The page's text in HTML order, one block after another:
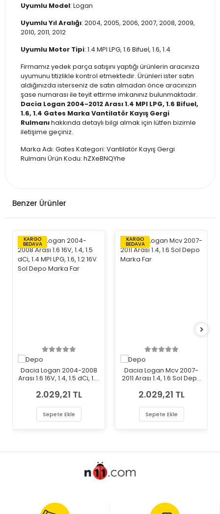
Uyumlu Model: Logan
Uyumlu Yıl Aralığı: 2004, 2005, 2006, 2007, 2008, 2009,
2010, 2011, 2012
Uyumlu Motor Tipi: 1.4 MPI LPG, 1.6 Bifuel, 1.6, 1.4
Firmamız yedek parça satışını yaptığı ürünlerin aracınıza
uyumunu titizlikle kontrol etmektedir. Ürünleri ister satın
aldığınızda isterseniz de satın almadan önce aracınızın
şase numarası ile teyit ettirme imkanınız bulunmaktadır.
Dacia Logan 2004-2012 Arası 1.4 MPI LPG, 1.6 Bifuel,
1.6, 1.4 Gates Marka Vantilatör Kayış Gergi
Rulmanıhakkında detaylı bilgi almak için lütfen bizimle
iletişime geçiniz.
Marka Adı: Gates Kategori: Vantilatör Kayış Gergi
Rulmanı Ürün Kodu: hZXeBNQYhe
Benzer Ürünler
KARGO
BEDAVA
Dacia Logan 2004-2008
Arası 1.6 16V, 1.4, 1.5 dCi, 1.4
Depo Marka Far
2.029,21 TL
Sepete Ekle
KARGO
BEDAVA
Dacia Logan Mcv 2007-
2011 Arası 1.4, 1.6 Sol Depo
2.029,21 TL
Sepete Ekle